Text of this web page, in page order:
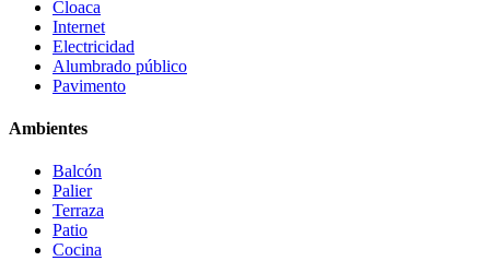
Cloaca
Internet
Electricidad
Alumbrado público
Pavimento
Ambientes
Balcón
Palier
Terraza
Patio
Cocina